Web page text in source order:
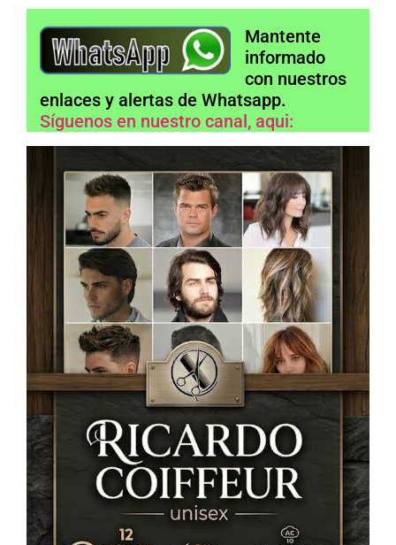
Mantente
informado
con nuestros
enlaces y alertas de Whatsapp.
Síguenos en nuestro canal, aqui: